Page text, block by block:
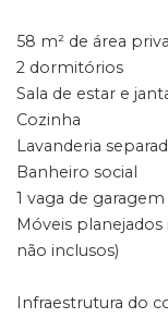
58 m² de área
2 dormitórios
Sala de estar e
Cozinha
Lavanderia
Banheiro social
1 vaga de
Móveis
não inclusos)
Infraestrutura do